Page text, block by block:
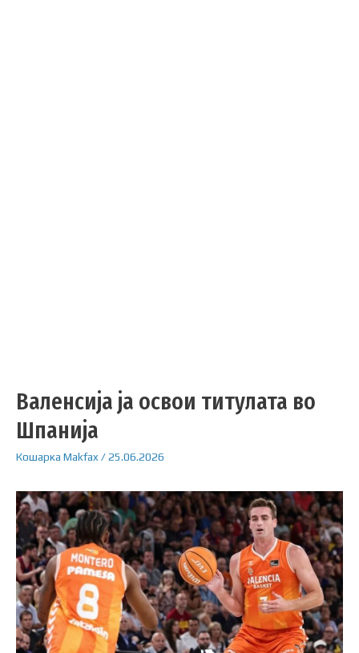
Валенсија ја освои титулата во
Шпанија
Кошарка Makfax/25.06.2026